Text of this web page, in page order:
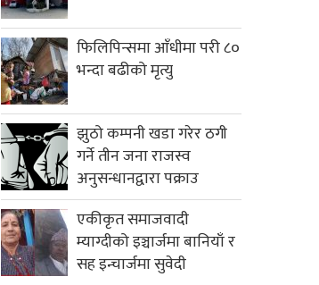
फिलिपिन्समा आँधीमा परी ८०
भन्दा बढीको मृत्यु
झुठो कम्पनी खडा गरेर ठगी
गर्ने तीन जना राजस्व
अनुसन्धानद्वारा पक्राउ
एकीकृत समाजवादी
म्याग्दीको इञ्चार्जमा बानियाँ र
सह इन्चार्जमा सुवेदी